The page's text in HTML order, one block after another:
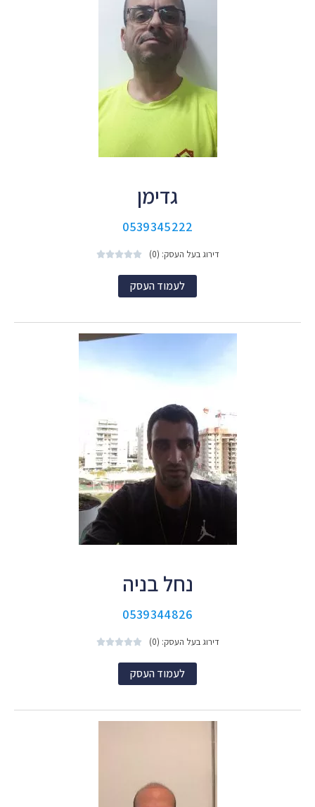
גדימן
0539345222
דירוג בעל העסק: (0) 




לעמוד העסק
נחל בניה
0539344826
דירוג בעל העסק: (0) 




לעמוד העסק